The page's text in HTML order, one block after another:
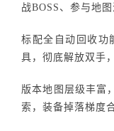
战BOSS、参与地
标配全自动回收功
具，彻底解放双手
版本地图层级丰富
索，装备掉落梯度